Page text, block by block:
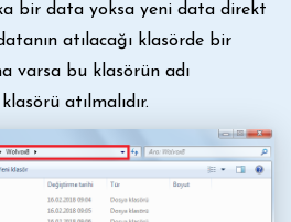
bir data yoksa yeni data direkt
atılacağı klasörde bir
varsa bu klasörün adı
atılmalıdır.